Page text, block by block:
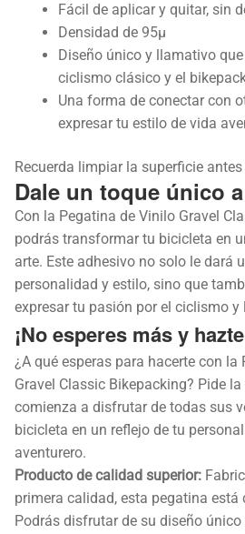
Fácil de aplicar y quitar, sin
Densidad de 95µ
Diseño único y llamativo
ciclismo clásico y el
Una forma de conectar con
expresar tu estilo de vida
Recuerda limpiar la superficie
Dale un toque único
Con la Pegatina de Vinilo Gravel
podrás transformar tu bicicleta en
arte. Este adhesivo no solo le dará
personalidad y estilo, sino que
expresar tu pasión por el ciclismo y
¡No esperes más y
¿A qué esperas para hacerte con la
Gravel Classic Bikepacking? Pide
comienza a disfrutar de todas sus
bicicleta en un reflejo de tu
aventurero.
Producto de calidad superior:
primera calidad, esta pegatina está
Podrás disfrutar de su diseño